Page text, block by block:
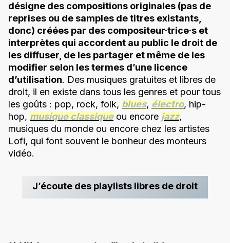
désigne des compositions originales (pas de
reprises ou de samples de titres existants,
donc) créées par des compositeur·trice·s et
interprètes qui accordent au public le droit de
les diffuser, de les partager et même de les
modifier selon les termes d’une licence
d’utilisation. Des musiques gratuites et libres de
droit, il en existe dans tous les genres et pour tous
les goûts : pop, rock, folk, blues, électro, hip-
hop, musique classiqueou encore jazz,
musiques du monde ou encore chez les artistes
Lofi, qui font souvent le bonheur des monteurs
vidéo.
J’écoute des playlists libres de droit